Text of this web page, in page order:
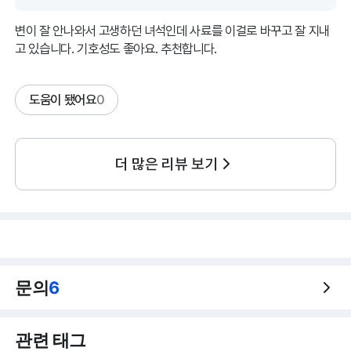
변이 잘 안나와서 고생하던 녀석인데 사료를 이걸로 바꾸고 잘 지내
고 있습니다. 기호성도 좋아요. 추천합니다.
도움이 됐어요0
더 많은 리뷰 보기
문의6
관련 태그